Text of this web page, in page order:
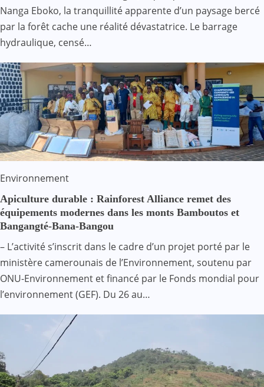
Nanga Eboko, la tranquillité apparente d’un paysage bercé
par la forêt cache une réalité dévastatrice. Le barrage
hydraulique, censé…
Environnement
Apiculture durable : Rainforest Alliance remet des
équipements modernes dans les monts Bamboutos et
Bangangté-Bana-Bangou
– L’activité s’inscrit dans le cadre d’un projet porté par le
ministère camerounais de l’Environnement, soutenu par
ONU-Environnement et financé par le Fonds mondial pour
l’environnement (GEF). Du 26 au…